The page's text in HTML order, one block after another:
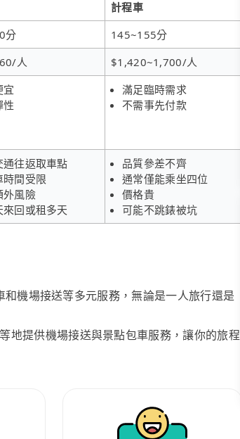
計程車
分
145~155分
人
$1,420~1,700/人
宜
性
滿足臨時需求
不需事先付款
通往返取車點
時間受限
外風險
來回或租多天
品質參差不齊
通常僅能乘坐四位
價格貴
可能不跳錶被坑
機場接送等多元服務，無論是一人旅行還是
地提供機場接送與景點包車服務，讓你的旅程